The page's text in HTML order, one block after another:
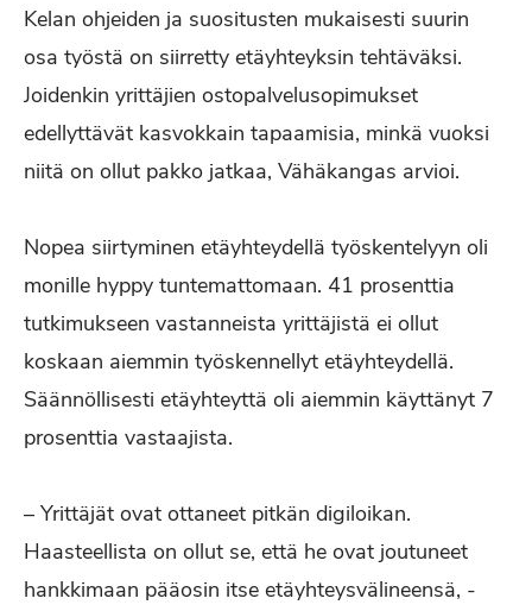
Kelan ohjeiden ja suositusten mukaisesti suurin
osa työstä on siirretty etäyhteyksin tehtäväksi.
Joidenkin yrittäjien ostopalvelusopimukset
edellyttävät kasvokkain tapaamisia, minkä vuoksi
niitä on ollut pakko jatkaa, Vähäkangas arvioi.
Nopea siirtyminen etäyhteydellä työskentelyyn oli
monille hyppy tuntemattomaan. 41 prosenttia
tutkimukseen vastanneista yrittäjistä ei ollut
koskaan aiemmin työskennellyt etäyhteydellä.
Säännöllisesti etäyhteyttä oli aiemmin käyttänyt 7
prosenttia vastaajista.
– Yrittäjät ovat ottaneet pitkän digiloikan.
Haasteellista on ollut se, että he ovat joutuneet
hankkimaan pääosin itse etäyhteysvälineensä, -